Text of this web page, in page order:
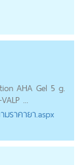
AHA Gel 5 g.
...
ราคายา.aspx